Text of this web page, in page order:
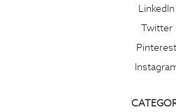
LinkedIn
Twitter
Pinterest